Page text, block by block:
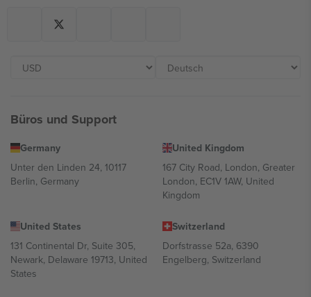
Büros und Support
Germany
Unter den Linden 24, 10117
Berlin, Germany
United Kingdom
167 City Road, London, Greater
London, EC1V 1AW, United
Kingdom
United States
131 Continental Dr, Suite 305,
Newark, Delaware 19713, United
States
Switzerland
Dorfstrasse 52a, 6390
Engelberg, Switzerland